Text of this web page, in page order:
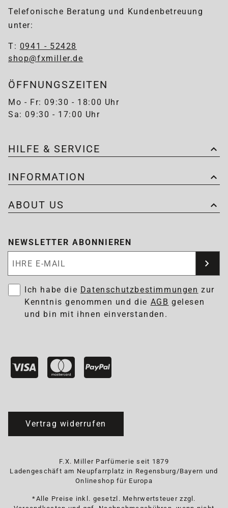
Telefonische Beratung und Kundenbetreuung
unter:
T: 0941 - 52428
shop@fxmiller.de
ÖFFNUNGSZEITEN
Mo - Fr: 09:30 - 18:00 Uhr
Sa: 09:30 - 17:00 Uhr
HILFE & SERVICE
INFORMATION
ABOUT US
NEWSLETTER ABONNIEREN
Ich habe die Datenschutzbestimmungen zur
Kenntnis genommen und die AGB gelesen
und bin mit ihnen einverstanden.
Vertrag widerrufen
F.X. Miller Parfümerie seit 1879
Ladengeschäft am Neupfarrplatz in Regensburg/Bayern und
Onlineshop für Europa
*Alle Preise inkl. gesetzl. Mehrwertsteuer zzgl.